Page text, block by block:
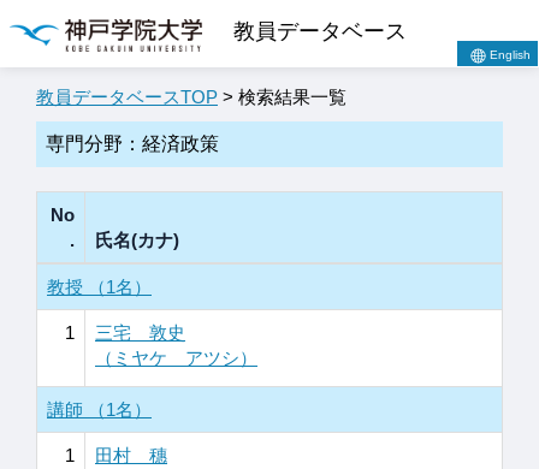
教員データベース
English
教員データベースTOP > 検索結果一覧
専門分野：経済政策
No
.
氏名(カナ)
教授 （1名）
1
三宅 敦史
（ミヤケ アツシ）
講師 （1名）
1
田村 穗